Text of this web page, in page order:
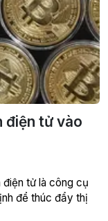
điện tử vào
điện tử là công cụ
để thúc đẩy thị